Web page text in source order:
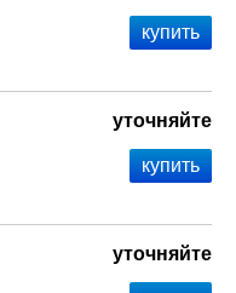
уточняйте
уточняйте